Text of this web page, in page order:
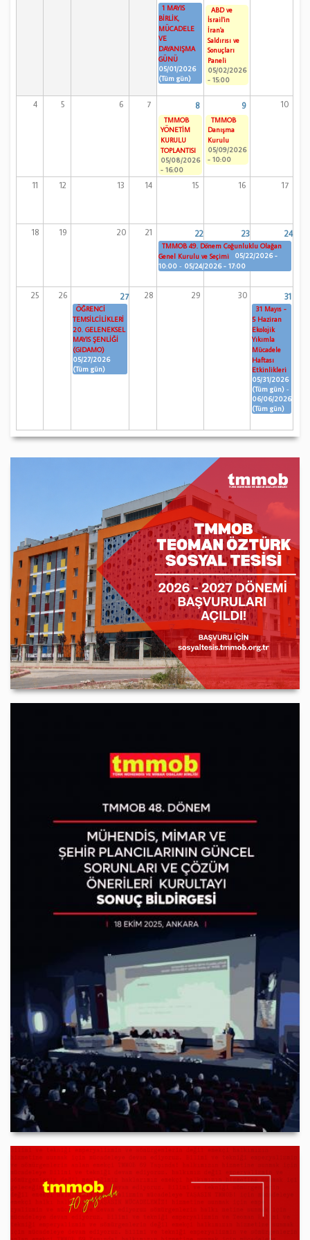
1 MAYIS
BİRLİK,
MÜCADELE
VE
DAYANIŞMA
GÜNÜ
05/01/2026
(Tüm gün)
ABD ve
İsrail'in
İran'a
Saldırısı ve
Sonuçları
Paneli
05/02/2026
- 15:00
4 5 6 7 8 9 10
TMMOB
YÖNETİM
KURULU
TOPLANTISI
05/08/2026
- 16:00
TMMOB
Danışma
Kurulu
05/09/2026
- 10:00
11 12 13 14 15 16 17
18 19 20 21 22 23 24
TMMOB 49. Dönem Çoğunluklu Olağan
Genel Kurulu ve Seçimi
05/22/2026 -
10:00 - 05/24/2026 - 17:00
25 26 27 28 29 30 31
ÖĞRENCİ
TEMSİLCİLİKLERİ
20. GELENEKSEL
MAYIS ŞENLİĞİ
(GIDAMO)
05/27/2026
(Tüm gün)
31 Mayıs -
5 Haziran
Ekolojik
Yıkımla
Mücadele
Haftası
Etkinlikleri
05/31/2026
(Tüm gün) -
06/06/2026
(Tüm gün)